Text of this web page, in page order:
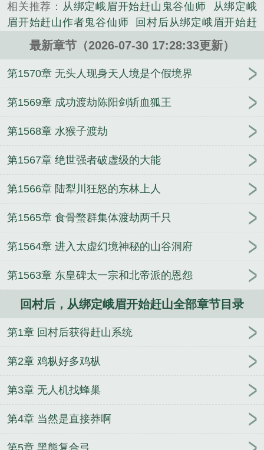
狩猎F级虫兽【金环胡蜂】*100只，奖励【御蜂术1
级】”……...
《回村后，从绑定峨眉开始赶山》是鬼谷仙师精心创
相关推荐： 从绑定峨眉开始赶山鬼谷仙师
从绑定峨
眉开始赶山作者鬼谷仙师
回村后从绑定峨眉开始赶
山百度百科 从绑定峨眉开始赶山免费阅读 从绑定峨
眉开始赶山 目录共922章
从绑定峨眉开始赶山 最新
章节无弹窗 从绑定峨眉开始赶山
从绑定峨眉开始赶
村后从绑定峨眉开始赶山百度 回村后从绑定峨眉开
村后从绑定峨眉开始赶山无错版
从绑定峨眉开始赶
峨眉开始赶山免费阅读 从绑定峨眉开始赶山TXT免
费
从绑定峨眉开始赶山笔趣阁
从绑定峨眉开始赶山
在线阅读
回村后从绑定峨眉开始赶山笔趣阁
回村后
从绑定峨眉开始赶山TXT 回村后从绑定峨眉开始赶山
赶山 鬼谷仙师 回村后从绑定峨眉开始赶山
回村后
山免费 妻子苏芸的背叛 红尘倚天寻美录
血色炊
浪潮迭起 豪门绝宠之大牌狂妻 三人新世界
位女强人与淫乱白浊的和谈航线
贵妃娘娘宠冠后宫
斗罗：神明的消遣，混沌与圣灵
顺治皇后的咸鱼宫
斗
过分谨慎的妈妈
柔弱的继母，
补习：将极品校花母女
征服胯下
淫妻被动进行时
最新章节（2026-07-30 17:28:33更新）
第1570章 无头人现身天人境是个假境界
第1569章 成功渡劫陈阳剑斩血狐王
第1568章 水猴子渡劫
第1567章 绝世强者破虚级的大能
第1566章 陆犁川狂怒的东林上人
第1565章 食骨蟞群集体渡劫两千只
第1564章 进入太虚幻境神秘的山谷洞府
第1563章 东皇碑太一宗和北帝派的恩怨
回村后，从绑定峨眉开始赶山全部章节目录
第1章 回村后获得赶山系统
第2章 鸡枞好多鸡枞
第3章 无人机找蜂巢
第4章 当然是直接莽啊